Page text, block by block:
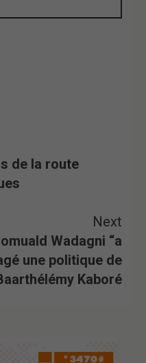
de la route
Next
Wadagni “a
une politique de
Kaboré